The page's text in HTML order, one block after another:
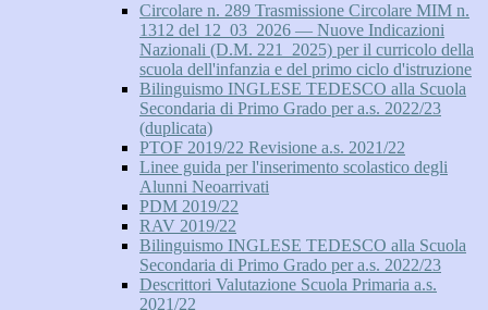
Circolare n. 289 Trasmissione Circolare MIM n.
1312 del 12_03_2026 — Nuove Indicazioni
Nazionali (D.M. 221_2025) per il curricolo della
scuola dell'infanzia e del primo ciclo d'istruzione
Bilinguismo INGLESE TEDESCO alla Scuola
Secondaria di Primo Grado per a.s. 2022/23
(duplicata)
PTOF 2019/22 Revisione a.s. 2021/22
Linee guida per l'inserimento scolastico degli
Alunni Neoarrivati
PDM 2019/22
RAV 2019/22
Bilinguismo INGLESE TEDESCO alla Scuola
Secondaria di Primo Grado per a.s. 2022/23
Descrittori Valutazione Scuola Primaria a.s.
2021/22